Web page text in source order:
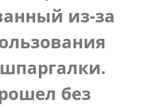
из-за
без